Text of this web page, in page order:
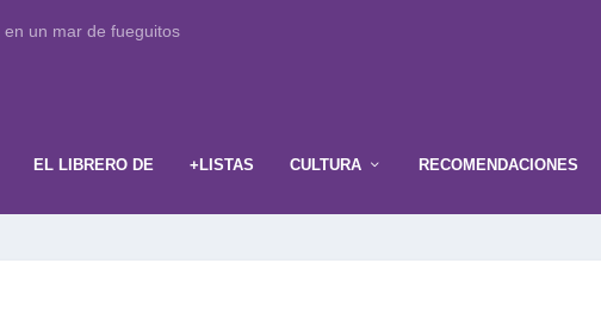
un mar de fueguitos
EL LIBRERO DE +LISTAS CULTURA RECOMENDACIONES